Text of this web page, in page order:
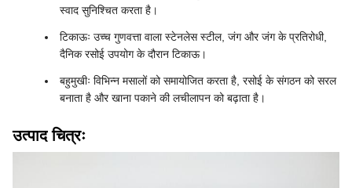
स्वाद सुनिश्चित करता है।
टिकाऊः उच्च गुणवत्ता वाला स्टेनलेस स्टील, जंग और जंग के प्रतिरोधी,
दैनिक रसोई उपयोग के दौरान टिकाऊ।
बहुमुखीः विभिन्न मसालों को समायोजित करता है, रसोई के संगठन को सरल
बनाता है और खाना पकाने की लचीलापन को बढ़ाता है।
उत्पाद चित्रः